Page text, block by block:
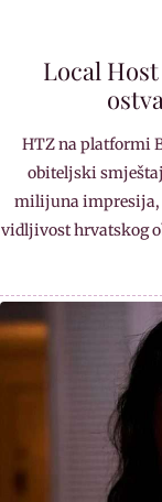
Local
HTZ na platformi
obiteljski
milijuna impresija,
vidljivost hrvatskog